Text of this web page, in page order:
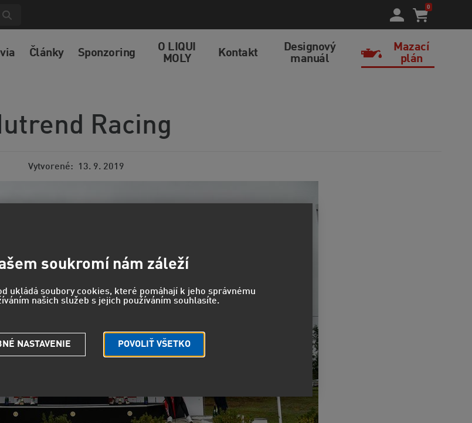
0
Články Sponzoring
O LIQUI
MOLY
Kontakt
Designový
manuál
Mazací
plán
Racing
Vytvorené 13. 9. 2019
soukromí nám záleží
ukládá soubory cookies, které pomáhají k jeho správnému
našich služeb s jejich používáním souhlasíte.
POVOLIŤ VŠETKO
NASTAVENIE